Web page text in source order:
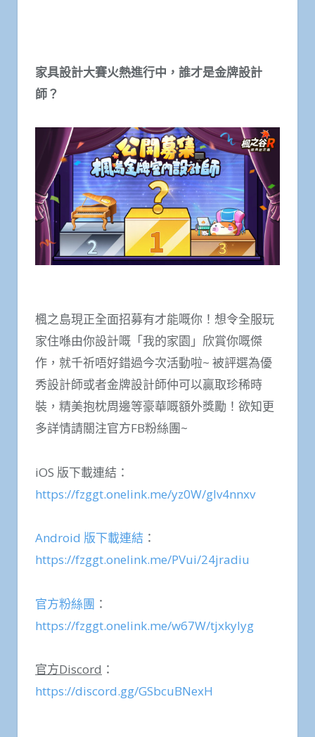
家具設計大賽火熱進行中，誰才是金牌設計
師？
楓之島現正全面招募有才能嘅你！想令全服玩
家住喺由你設計嘅「我的家園」欣賞你嘅傑
作，就千祈唔好錯過今次活動啦~ 被評選為優
秀設計師或者金牌設計師仲可以贏取珍稀時
裝，精美抱枕周邊等豪華嘅額外獎勵！欲知更
多詳情請關注官方FB粉絲團~
iOS 版下載連結：
https://fzggt.onelink.me/yz0W/glv4nnxv
Android 版下載連結 ：
https://fzggt.onelink.me/PVui/24jradiu
官方粉絲團 ：
https://fzggt.onelink.me/w67W/tjxkylyg
官方Discord ：
https://discord.gg/GSbcuBNexH